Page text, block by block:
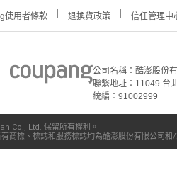
使用者條款 退換貨政策 信任管理中
公司名稱：酷澎股份
聯繫地址：11049 台
統編：91002999
Co., Ltd. 保留所有權利。
商標、標誌和服務標誌均為酷澎股份有限公司